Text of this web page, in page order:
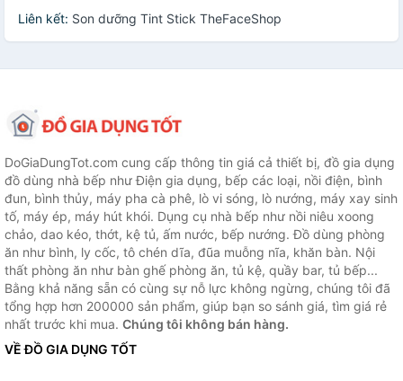
Liên kết: Son dưỡng Tint Stick TheFaceShop
DoGiaDungTot.com cung cấp thông tin giá cả thiết bị, đồ gia dụng
đồ dùng nhà bếp như Điện gia dụng, bếp các loại, nồi điện, bình
đun, bình thủy, máy pha cà phê, lò vi sóng, lò nướng, máy xay sinh
tố, máy ép, máy hút khói. Dụng cụ nhà bếp như nồi niêu xoong
chảo, dao kéo, thớt, kệ tủ, ấm nước, bếp nướng. Đồ dùng phòng
ăn như bình, ly cốc, tô chén dĩa, đũa muỗng nĩa, khăn bàn. Nội
thất phòng ăn như bàn ghế phòng ăn, tủ kệ, quầy bar, tủ bếp...
Bằng khả năng sẵn có cùng sự nỗ lực không ngừng, chúng tôi đã
tổng hợp hơn 200000 sản phẩm, giúp bạn so sánh giá, tìm giá rẻ
nhất trước khi mua. Chúng tôi không bán hàng.
VỀ ĐỒ GIA DỤNG TỐT